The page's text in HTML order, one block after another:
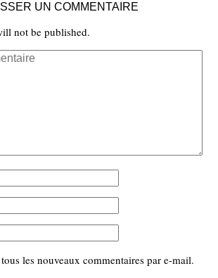
UN COMMENTAIRE
not be published.
les nouveaux commentaires par e-mail.